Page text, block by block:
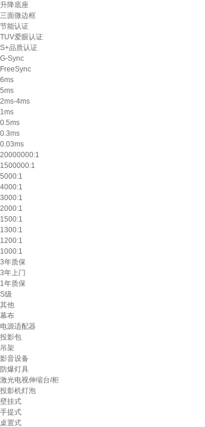
升降底座
三面微边框
节能认证
TUV爱眼认证
S+品质认证
G-Sync
FreeSync
6ms
5ms
2ms-4ms
1ms
0.5ms
0.3ms
0.03ms
20000000:1
1500000:1
5000:1
4000:1
3000:1
2000:1
1500:1
1300:1
1200:1
1000:1
3年质保
3年上门
1年质保
S级
其他
幕布
电源适配器
投影包
吊架
影音设备
防爆灯具
激光电视伸缩台/柜
投影机灯泡
壁挂式
手提式
桌置式